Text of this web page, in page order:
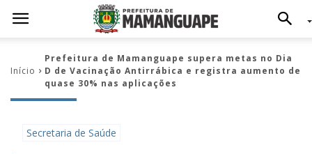
Início
Prefeitura de Mamanguape supera metas no Dia
D de Vacinação Antirrábica e registra aumento de
quase 30% nas aplicações
Secretaria de Saúde